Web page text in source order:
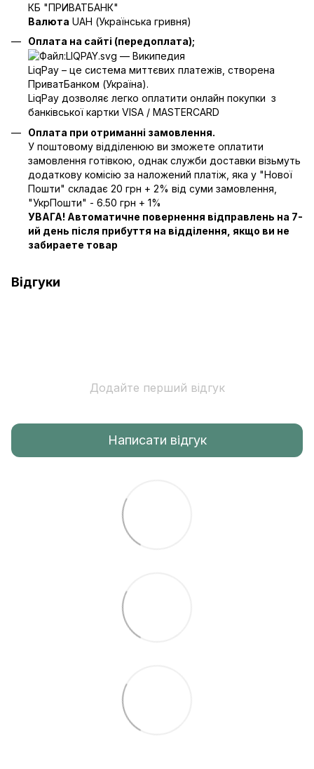
КБ "ПРИВАТБАНК"
Валюта UAH (Українська гривня)
Оплата на сайті (передоплата);
LiqPay – це система миттєвих платежів, створена
ПриватБанком (Україна).
LiqPay дозволяє легко оплатити онлайн покупки з
банківської картки VISA / MASTERCARD
Оплата при отриманні замовлення.
У поштовому відділенюю ви зможете оплатити
замовлення готівкою, однак служби доставки візьмуть
додаткову комісію за наложений платіж, яка у "Нової
Пошти" складає 20 грн + 2% від суми замовлення,
"УкрПошти" - 6.50 грн + 1%
УВАГА! Автоматичне повернення відправлень на 7-
ий день після прибуття на відділення, якщо ви не
забираете товар
Відгуки
Додайте перший відгук
Написати відгук